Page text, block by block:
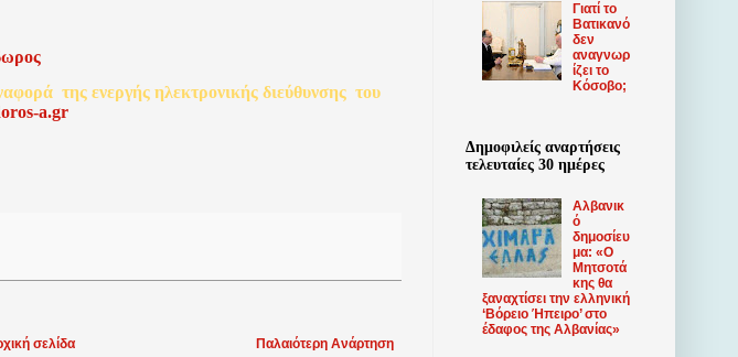
της ενεργής ηλεκτρονικής διεύθυνσης του
a.gr
Παλαιότερη Ανάρτηση
σελίδα
Γιατί το
Βατικανό
δεν
αναγνωρ
ίζει το
Κόσοβο;
Δημοφιλείς αναρτήσεις
τελευταίες 30 ημέρες
Αλβανικ
ό
δημοσίευ
μα: «Ο
Μητσοτά
κης θα
ξαναχτίσει την ελληνική
‘Βόρειο Ήπειρο’ στο
έδαφος της Αλβανίας»